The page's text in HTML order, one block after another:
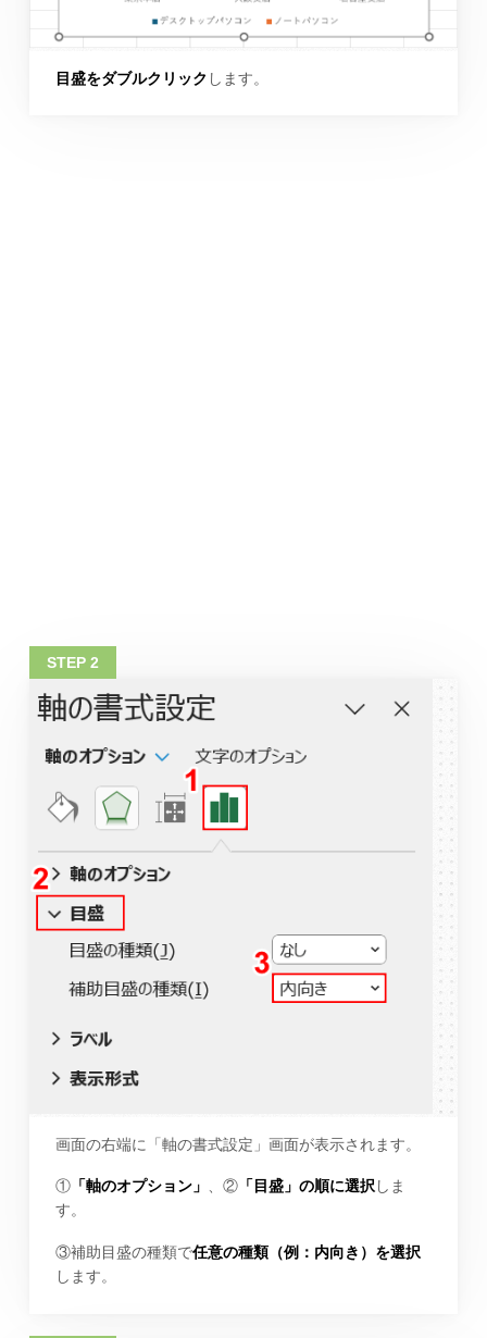
目盛をダブルクリック します。
画面の右端に「軸の書式設定」画面が表示されます。
①「軸のオプション」 、②「目盛」の順に選択しま
す。
③補助目盛の種類で任意の種類（例：内向き）を選択
します。